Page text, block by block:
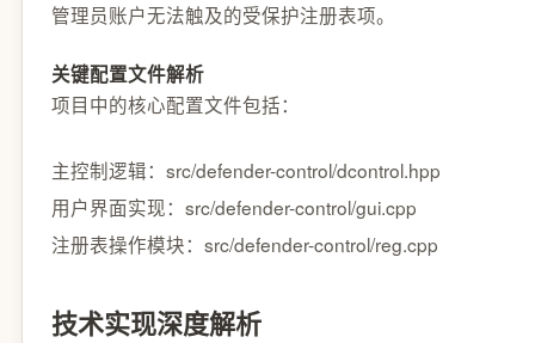
管理员账户无法触及的受保护注册表项。
关键配置文件解析
项目中的核心配置文件包括：
主控制逻辑：src/defender-control/dcontrol.hpp
用户界面实现：src/defender-control/gui.cpp
注册表操作模块：src/defender-control/reg.cpp
技术实现深度解析